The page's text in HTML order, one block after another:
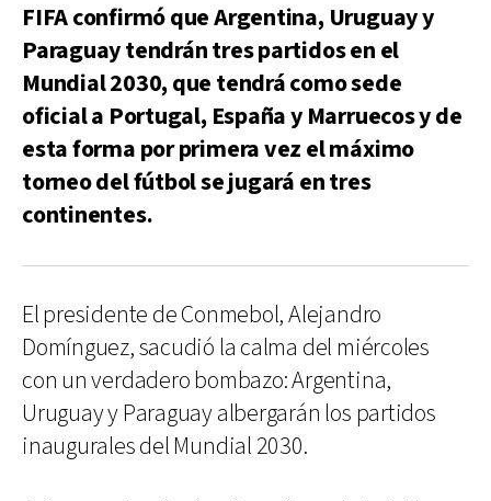
FIFA confirmó que Argentina, Uruguay y
Paraguay tendrán tres partidos en el
Mundial 2030, que tendrá como sede
oficial a Portugal, España y Marruecos y de
esta forma por primera vez el máximo
torneo del fútbol se jugará en tres
continentes.
El presidente de Conmebol, Alejandro
Domínguez, sacudió la calma del miércoles
con un verdadero bombazo: Argentina,
Uruguay y Paraguay albergarán los partidos
inaugurales del Mundial 2030.